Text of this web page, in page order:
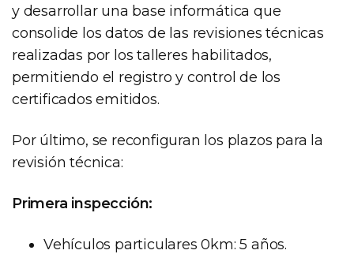
y desarrollar una base informática que
consolide los datos de las revisiones técnicas
realizadas por los talleres habilitados,
permitiendo el registro y control de los
certificados emitidos.
Por último, se reconfiguran los plazos para la
revisión técnica:
Primera inspección:
Vehículos particulares 0km: 5 años.